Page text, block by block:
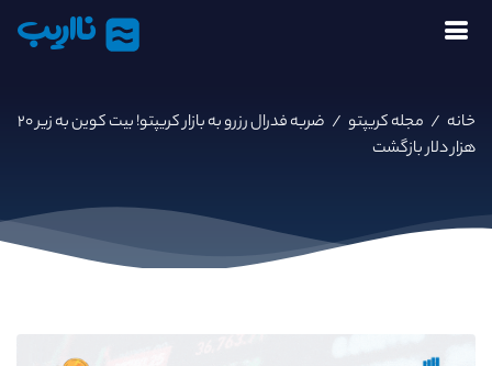
نااریب
خانه / مجله کریپتو /
ضربه فدرال رزرو به بازار کریپتو! بیت کوین به زیر ۲۰
هزار دلار بازگشت